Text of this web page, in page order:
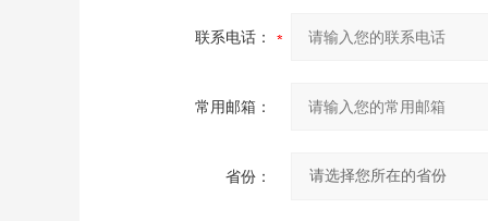
联系电话：
常用邮箱：
省份：